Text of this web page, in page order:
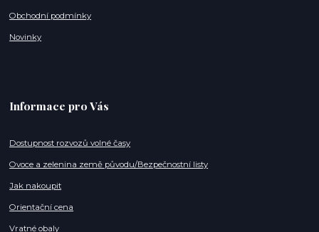
Obchodní podmínky
Novinky
Informace pro Vás
Dostupnost rozvozů volné časy
Ovoce a zelenina země původu/Bezpečnostní listy
Jak nakoupit
Orientační cena
Vratné obaly